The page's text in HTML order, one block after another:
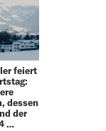
feiert
dessen
der
…